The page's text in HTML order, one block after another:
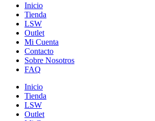
Inicio
Tienda
LSW
Outlet
Mi Cuenta
Contacto
Sobre Nosotros
FAQ
Inicio
Tienda
LSW
Outlet